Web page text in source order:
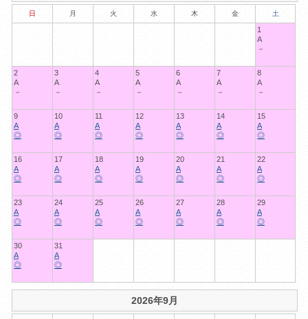
日 月 火 水 木 金 土
1
A
－
2
A
－
3
A
－
4
A
－
5
A
－
6
A
－
7
A
－
8
A
－
9
A
◎
10
A
◎
11
A
◎
12
A
◎
13
A
◎
14
A
◎
15
A
◎
16
A
◎
17
A
◎
18
A
◎
19
A
◎
20
A
◎
21
A
◎
22
A
◎
23
A
◎
24
A
◎
25
A
◎
26
A
◎
27
A
◎
28
A
◎
29
A
◎
30
A
◎
31
A
◎
2026年9月